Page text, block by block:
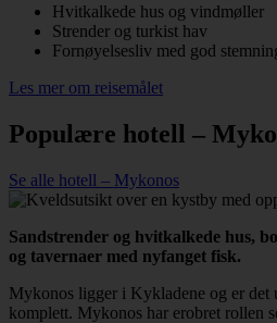
Hvitkalkede hus og vindmøller
Strender og turkist hav
Fornøyelsesliv med god
Les mer om reisemålet
Populære hotell –
Se alle hotell – Mykonos
Sandstrender og hvitkalkede hus,
og tavernaer med nyfanget fisk.
Mykonos ligger i Kykladene og er det
komplett. Mykonos har erobret rollen